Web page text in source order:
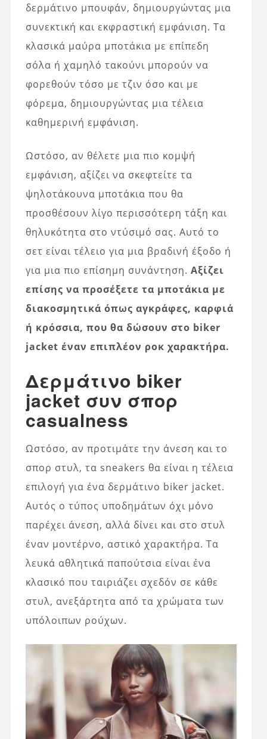
δερμάτινο μπουφάν, δημιουργώντας μια
συνεκτική και εκφραστική εμφάνιση. Τα
κλασικά μαύρα μποτάκια με επίπεδη
σόλα ή χαμηλό τακούνι μπορούν να
φορεθούν τόσο με τζιν όσο και με
φόρεμα, δημιουργώντας μια τέλεια
καθημερινή εμφάνιση.
Ωστόσο, αν θέλετε μια πιο κομψή
εμφάνιση, αξίζει να σκεφτείτε τα
ψηλοτάκουνα μποτάκια που θα
προσθέσουν λίγο περισσότερη τάξη και
θηλυκότητα στο ντύσιμό σας. Αυτό το
σετ είναι τέλειο για μια βραδινή έξοδο ή
για μια πιο επίσημη συνάντηση. Αξίζει
επίσης να προσέξετε τα μποτάκια με
διακοσμητικά όπως αγκράφες, καρφιά
ή κρόσσια, που θα δώσουν στο biker
jacket έναν επιπλέον ροκ χαρακτήρα.
Δερμάτινο biker
jacket συν σπορ
casualness
Ωστόσο, αν προτιμάτε την άνεση και το
σπορ στυλ, τα sneakers θα είναι η τέλεια
επιλογή για ένα δερμάτινο biker jacket.
Αυτός ο τύπος υποδημάτων όχι μόνο
παρέχει άνεση, αλλά δίνει και στο στυλ
έναν μοντέρνο, αστικό χαρακτήρα. Τα
λευκά αθλητικά παπούτσια είναι ένα
κλασικό που ταιριάζει σχεδόν σε κάθε
στυλ, ανεξάρτητα από τα χρώματα των
υπόλοιπων ρούχων.